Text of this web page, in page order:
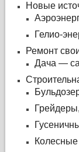
Новые
Гелио-
Ремонт
Дача —